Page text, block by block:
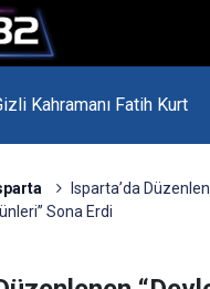
Kahramanı Fatih Kurt
Asker Eğlencesinde
Isparta’da
Sona Erdi